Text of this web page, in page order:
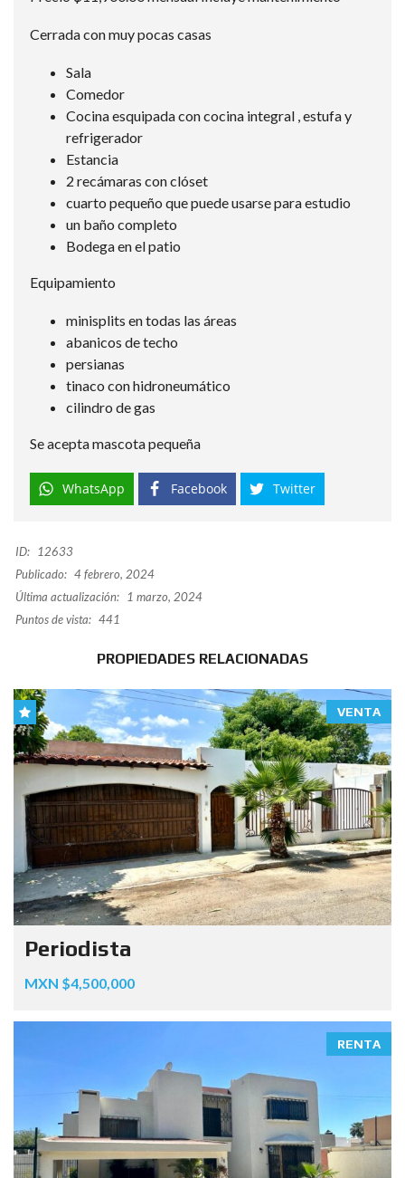
Cerrada con muy pocas casas
Sala
Comedor
Cocina esquipada con cocina integral , estufa y
refrigerador
⁠Estancia
⁠2 recámaras con clóset
cuarto pequeño que puede usarse para estudio
⁠un baño completo
⁠Bodega en el patio
Equipamiento
minisplits en todas las áreas
⁠abanicos de techo
⁠persianas
⁠tinaco con hidroneumático
⁠cilindro de gas
Se acepta mascota pequeña
WhatsApp Facebook Twitter
ID:
12633
Publicado: 4 febrero, 2024
Última actualización:
1 marzo, 2024
Puntos de vista: 441
PROPIEDADES RELACIONADAS
VENTA
Periodista
MXN $4,500,000
RENTA